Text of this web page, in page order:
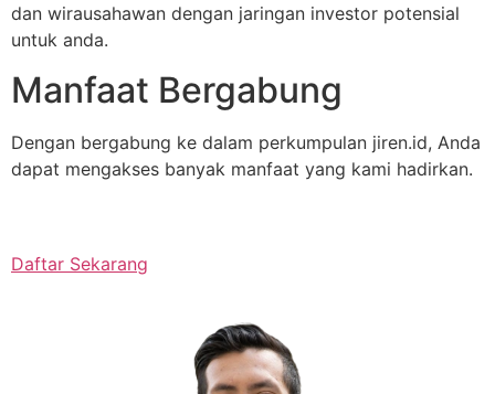
dan wirausahawan dengan jaringan investor potensial
untuk anda.
Manfaat Bergabung
Dengan bergabung ke dalam perkumpulan jiren.id, Anda
dapat mengakses banyak manfaat yang kami hadirkan.
Daftar Sekarang